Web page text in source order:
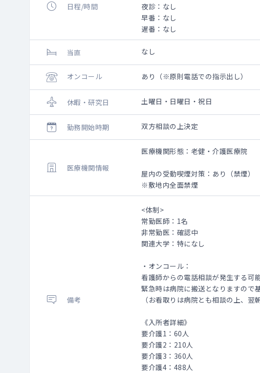
日程/時間
夜診：なし
早番：なし
遅番：なし
当直 なし
オンコール あり（※原則電話での指示出し）
休暇・研究日 土曜日・日曜日・祝日
勤務開始時期 双方相談の上決定
医療機関情報
医療機関形態：老健・介護医療院
屋内の受動喫煙対策：あり（禁煙）
※敷地内全面禁煙
備考
<体制>
常勤医師：1名
非常勤医：確認中
関連大学：特になし
・オンコール：
看護師からの電話相談が発生する可
緊急時は病院に搬送となりますので
（お看取りは病院とも相談の上、翌
《入所者詳細》
要介護1：60人
要介護2：210人
要介護3：360人
要介護4：488人